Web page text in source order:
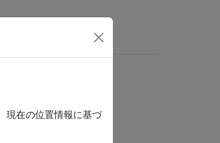
現在の位置情報に基づ